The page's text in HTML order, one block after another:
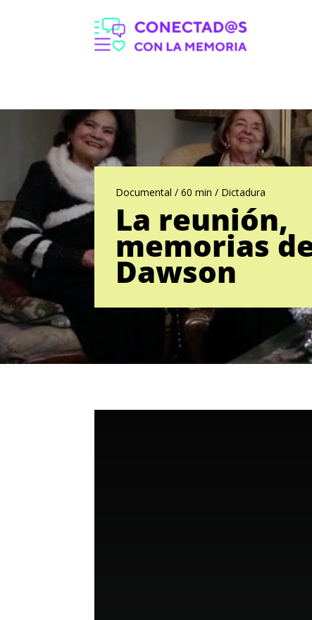
Documental / 60 min / Dictadura
La reunión,
memorias
Dawson